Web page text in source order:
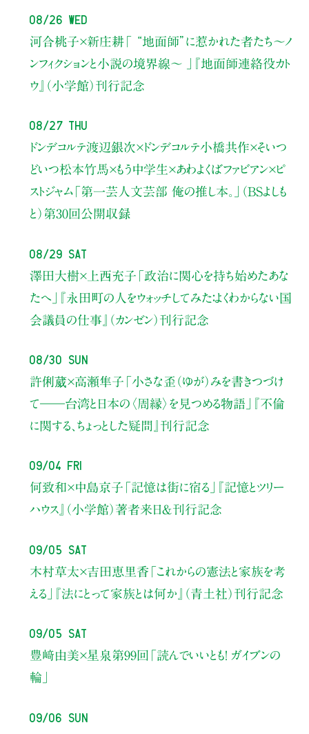
08/26 Wed
河合桃子×新庄耕「 “地面師”に惹かれた者たち〜ノ
ンフィクションと小説の境界線〜 」
『地面師連絡役カト
ウ』（小学館）刊行記念
08/27 Thu
ドンデコルテ渡辺銀次×ドンデコルテ小橋共作×そいつ
どいつ松本竹馬×もう中学生×あわよくばファビアン×ピ
ストジャム「第一芸人文芸部 俺の推し本。」（BSよしも
と） 第30回公開収録
08/29 Sat
澤田大樹×上西充子 「政治に関心を持ち始めたあな
たへ」
『永田町の人をウォッチしてみた：よくわからない国
会議員の仕事』（カンゼン）刊行記念
08/30 Sun
許俐葳×高瀬隼子 「小さな歪（ゆが）みを書きつづけ
て――台湾と日本の〈周縁〉を見つめる物語」
『不倫
に関する、ちょっとした疑問』刊行記念
09/04 Fri
何致和×中島京子 「記憶は街に宿る」
『記憶とツリー
ハウス』（小学館）著者来日＆刊行記念
09/05 Sat
木村草太×吉田恵里香 「これからの憲法と家族を考
える」
『法にとって家族とは何か』（青土社）刊行記念
09/05 Sat
豊﨑由美×星泉 第99回「読んでいいとも！ ガイブンの
輪」
09/06 Sun